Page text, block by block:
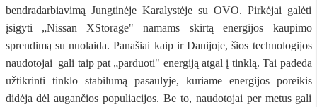
bendradarbiavimą Jungtinėje Karalystėje su OVO. Pirkėjai galėti
įsigyti „Nissan XStorage" namams skirtą energijos kaupimo
sprendimą su nuolaida. Panašiai kaip ir Danijoje, šios technologijos
naudotojai gali taip pat „parduoti" energiją atgal į tinklą. Tai padeda
užtikrinti tinklo stabilumą pasaulyje, kuriame energijos poreikis
didėja dėl augančios populiacijos. Be to, naudotojai per metus gali